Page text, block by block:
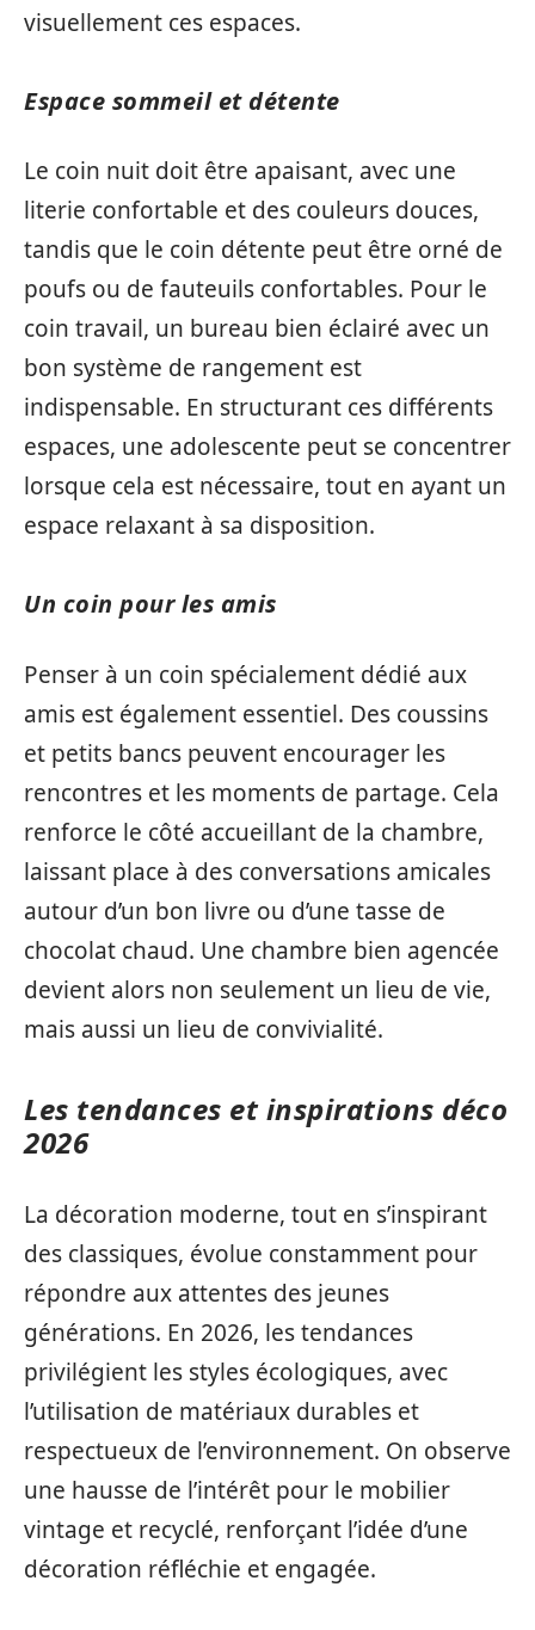
visuellement ces espaces.
Espace sommeil et détente
Le coin nuit doit être apaisant, avec une
literie confortable et des couleurs douces,
tandis que le coin détente peut être orné de
poufs ou de fauteuils confortables. Pour le
coin travail, un bureau bien éclairé avec un
bon système de rangement est
indispensable. En structurant ces différents
espaces, une adolescente peut se concentrer
lorsque cela est nécessaire, tout en ayant un
espace relaxant à sa disposition.
Un coin pour les amis
Penser à un coin spécialement dédié aux
amis est également essentiel. Des coussins
et petits bancs peuvent encourager les
rencontres et les moments de partage. Cela
renforce le côté accueillant de la chambre,
laissant place à des conversations amicales
autour d’un bon livre ou d’une tasse de
chocolat chaud. Une chambre bien agencée
devient alors non seulement un lieu de vie,
mais aussi un lieu de convivialité.
Les tendances et inspirations déco
2026
La décoration moderne, tout en s’inspirant
des classiques, évolue constamment pour
répondre aux attentes des jeunes
générations. En 2026, les tendances
privilégient les styles écologiques, avec
l’utilisation de matériaux durables et
respectueux de l’environnement. On observe
une hausse de l’intérêt pour le mobilier
vintage et recyclé, renforçant l’idée d’une
décoration réfléchie et engagée.